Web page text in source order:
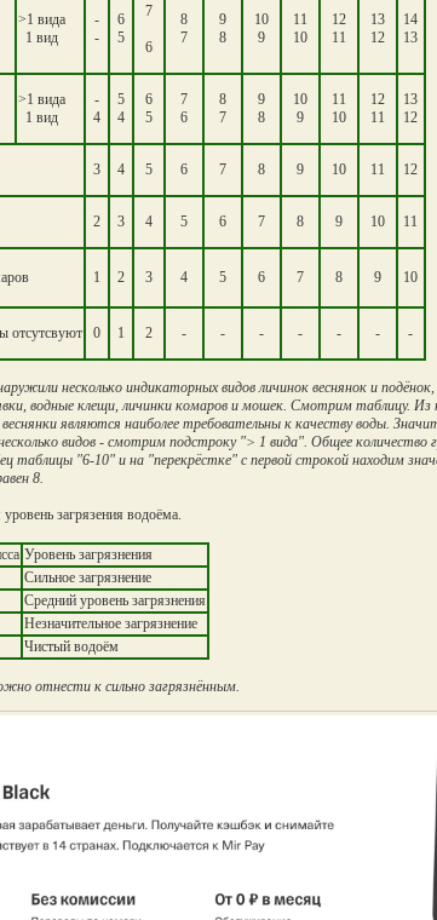
>1 вида
1 вид
-
-
6
5
7
6
8
7
9
8
10
9
11
10
12
11
13
12
14
13
>1 вида
1 вид
-
4
5
4
6
5
7
6
8
7
9
8
10
9
11
10
12
11
13
12
3 4 5 6 7 8 9 10 11 12
2 3 4 5 6 7 8 9 10 11
1 2 3 4 5 6 7 8 9 10
отсутсвуют 0 1 2 - - - - - - -
несколько индикаторных видов личинок веснянок и
водные клещи, личинки комаров и мошек. Смотрим таблицу.
являются наиболее требовательны к качеству воды.
видов - смотрим подстроку "> 1 вида". Общее количество
таблицы "6-10" и на "перекрёстке" с первой строкой находим
8.
загрязения водоёма.
Уровень загрязнения
Сильное загрязнение
Средний уровень загрязнения
Незначительное загрязнение
Чистый водоём
отнести к сильно загрязнённым.